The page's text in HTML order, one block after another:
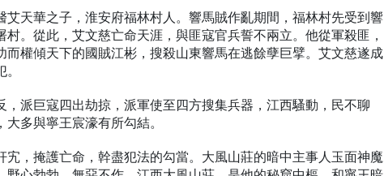
天華之子，淮安府福林村人。響馬賊作亂期間，福林村先受到響
。從此，艾文慈亡命天涯，與匪寇官兵誓不兩立。他從軍殺匪，
權傾天下的國賊江彬，搜殺山東響馬在逃餘孽巨擘。艾文慈遂成
派巨寇四出劫掠，派軍使至四方搜集兵器，江西騷動，民不聊
多與寧王宸濠有所勾結。
，掩護亡命，幹盡犯法的勾當。大風山莊的暗中主事人玉面神魔